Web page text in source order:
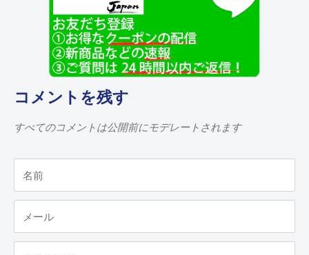
コメントを残す
すべてのコメントは公開前にモデレートされます
名前
メール